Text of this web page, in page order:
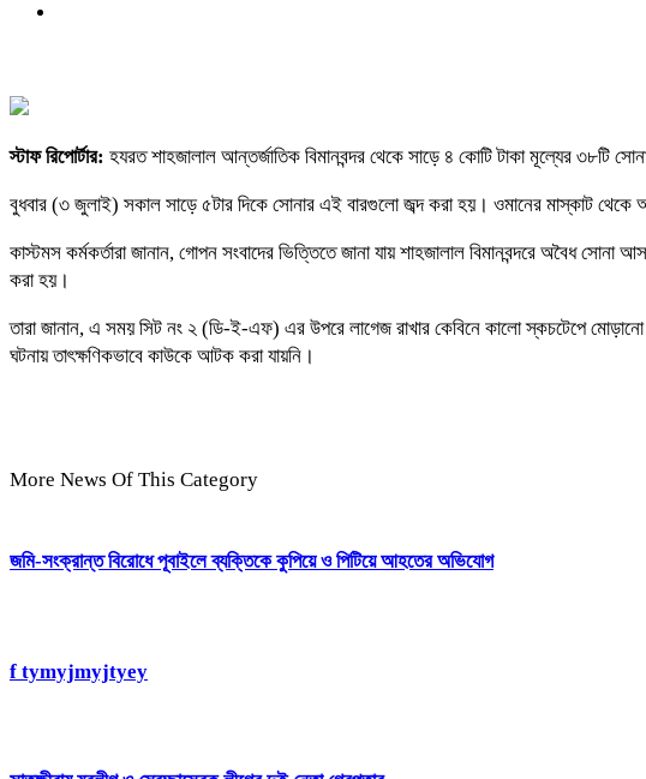
স্টাফ রিপোর্টার: হযরত শাহজালাল আন্তর্জাতিক বিমানবন্দর থেকে সাড়ে ৪ কোটি টাকা মূল্যের ৩৮টি
বুধবার (৩ জুলাই) সকাল সাড়ে ৫টার দিকে সোনার এই বারগুলো জব্দ করা হয়। ওমানের মাস্কাট থেকে
কাস্টমস কর্মকর্তারা জানান, গোপন সংবাদের ভিত্তিতে জানা যায় শাহজালাল বিমানবন্দরে অবৈধ
করা হয়।
তারা জানান, এ সময় সিট নং ২ (ডি-ই-এফ) এর উপরে লাগেজ রাখার কেবিনে কালো স্কচটেপে
ঘটনায় তাৎক্ষণিকভাবে কাউকে আটক করা যায়নি।
More News Of This Category
জমি-সংক্রান্ত বিরোধে পূবাইলে ব্যক্তিকে কুপিয়ে ও পিটিয়ে আহতের অভিযোগ
f tymyjmyjtyey